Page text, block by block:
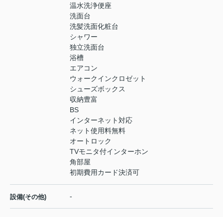
温水洗浄便座
洗面台
洗髪洗面化粧台
シャワー
独立洗面台
浴槽
エアコン
ウォークインクロゼット
シューズボックス
収納豊富
BS
インターネット対応
ネット使用料無料
オートロック
TVモニタ付インターホン
角部屋
初期費用カード決済可
設備(その他) -